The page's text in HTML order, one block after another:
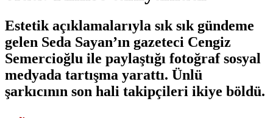
Estetik açıklamalarıyla sık sık gündeme
gelen Seda Sayan’ın gazeteci Cengiz
Semercioğlu ile paylaştığı fotoğraf sosyal
medyada tartışma yarattı. Ünlü
şarkıcının son hali takipçileri ikiye böldü.